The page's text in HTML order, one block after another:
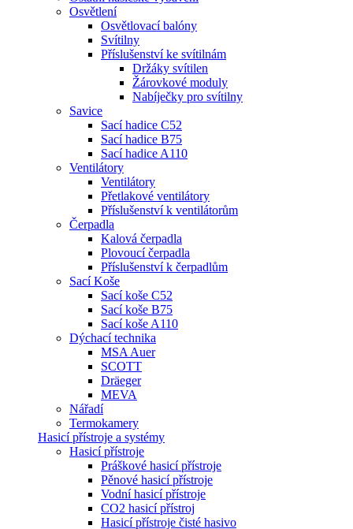
Osvětlení
Osvětlovací balóny
Svítilny
Příslušenství ke svítilnám
Držáky svítilen
Žárovkové moduly
Nabíječky pro svítilny
Savice
Sací hadice C52
Sací hadice B75
Sací hadice A110
Ventilátory
Ventilátory
Přetlakové ventilátory
Příslušenství k ventilátorům
Čerpadla
Kalová čerpadla
Plovoucí čerpadla
Příslušenství k čerpadlům
Sací Koše
Sací koše C52
Sací koše B75
Sací koše A110
Dýchací technika
MSA Auer
SCOTT
Dräeger
MEVA
Nářadí
Termokamery
Hasicí přístroje a systémy
Hasicí přístroje
Práškové hasicí přístroje
Pěnové hasicí přístroje
Vodní hasicí přístroje
CO2 hasicí přístroj
Hasicí přístroje čisté hasivo